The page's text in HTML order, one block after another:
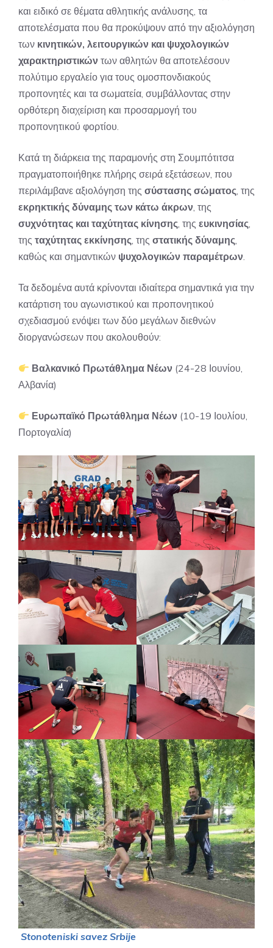
και ειδικό σε θέματα αθλητικής ανάλυσης, τα
αποτελέσματα που θα προκύψουν από την αξιολόγηση
των κινητικών, λειτουργικών και ψυχολογικών
χαρακτηριστικών των αθλητών θα αποτελέσουν
πολύτιμο εργαλείο για τους ομοσπονδιακούς
προπονητές και τα σωματεία, συμβάλλοντας στην
ορθότερη διαχείριση και προσαρμογή του
προπονητικού φορτίου.
Κατά τη διάρκεια της παραμονής στη Σουμπότιτσα
πραγματοποιήθηκε πλήρης σειρά εξετάσεων, που
περιλάμβανε αξιολόγηση της σύστασης σώματος, της
εκρηκτικής δύναμης των κάτω άκρων, της
συχνότητας και ταχύτητας κίνησης, της ευκινησίας,
της ταχύτητας εκκίνησης, της στατικής δύναμης,
καθώς και σημαντικών ψυχολογικών παραμέτρων.
Τα δεδομένα αυτά κρίνονται ιδιαίτερα σημαντικά για την
κατάρτιση του αγωνιστικού και προπονητικού
σχεδιασμού ενόψει των δύο μεγάλων διεθνών
διοργανώσεων που ακολουθούν:
Βαλκανικό Πρωτάθλημα Νέων (24-28 Ιουνίου,
Αλβανία)
Ευρωπαϊκό Πρωτάθλημα Νέων (10-19 Ιουλίου,
Πορτογαλία)
Stonoteniski savez Srbije